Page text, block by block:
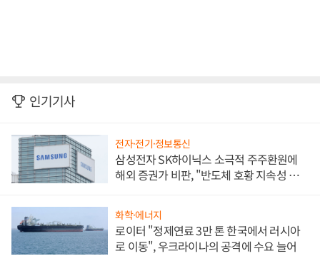
인기기사
전자·전기·정보통신
삼성전자 SK하이닉스 소극적 주주환원에
해외 증권가 비판, "반도체 호황 지속성 의
화학·에너지
로이터 "정제연료 3만 톤 한국에서 러시아
로 이동", 우크라이나의 공격에 수요 늘어